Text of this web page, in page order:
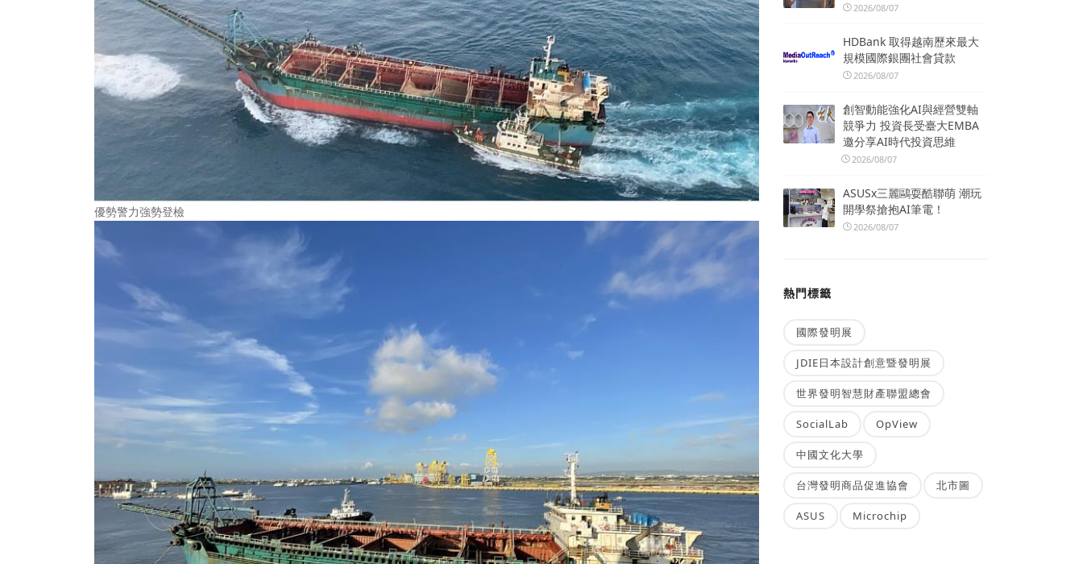
優勢警力強勢登檢
2026/08/07
HDBank 取得越南歷來最大
規模國際銀團社會貸款
2026/08/07
創智動能強化AI與經營雙軸
競爭力 投資長受臺大EMBA
邀分享AI時代投資思維
2026/08/07
ASUSx三麗鷗耍酷聯萌 潮玩
開學祭搶抱AI筆電！
2026/08/07
熱門標籤
國際發明展
JDIE日本設計創意暨發明展
世界發明智慧財產聯盟總會
SocialLab OpView
中國文化大學
台灣發明商品促進協會 北市圖
ASUS Microchip